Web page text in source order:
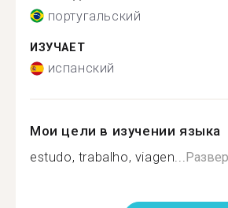
португальский
ИЗУЧАЕТ
испанский
Мои цели в изучении языка
estudo, trabalho, viagen...